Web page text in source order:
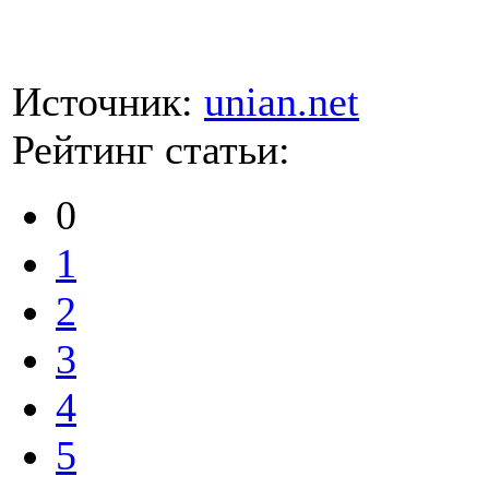
Источник: unian.net
Рейтинг статьи:
0
1
2
3
4
5